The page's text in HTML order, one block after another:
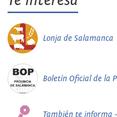
Lonja de Salamanca
Boletín Oficial de la
También te informa